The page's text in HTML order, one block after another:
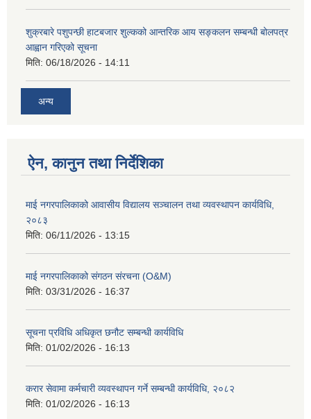
शुक्रबारे पशुपन्छी हाटबजार शुल्कको आन्तरिक आय सङ्कलन सम्बन्धी बोलपत्र
आह्वान गरिएको सूचना
मिति: 06/18/2026 - 14:11
अन्य
ऐन, कानुन तथा निर्देशिका
माई नगरपालिकाको आवासीय विद्यालय सञ्चालन तथा व्यवस्थापन कार्यविधि,
२०८३
मिति: 06/11/2026 - 13:15
माई नगरपालिकाको संगठन संरचना (O&M)
मिति: 03/31/2026 - 16:37
सूचना प्रविधि अधिकृत छनौट सम्बन्धी कार्यविधि
मिति: 01/02/2026 - 16:13
करार सेवामा कर्मचारी व्यवस्थापन गर्ने सम्बन्धी कार्यविधि, २०८२
मिति: 01/02/2026 - 16:13